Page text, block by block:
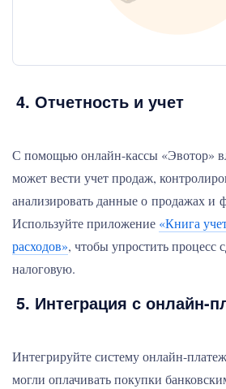
4. Отчетность и учет
С помощью онлайн-кассы «Эвотор»
может вести учет продаж,
анализировать данные о продажах и
Используйте приложение «Книга
расходов», чтобы упростить процесс
налоговую.
5. Интеграция с онлайн-
Интегрируйте систему онлайн-
могли оплачивать покупки